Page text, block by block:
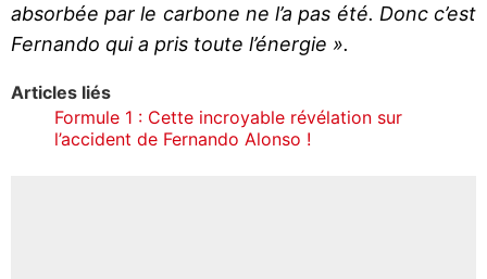
absorbée par le carbone ne l’a pas été. Donc c’est
Fernando qui a pris toute l’énergie ».
Articles liés
Formule 1 : Cette incroyable révélation sur
l’accident de Fernando Alonso !